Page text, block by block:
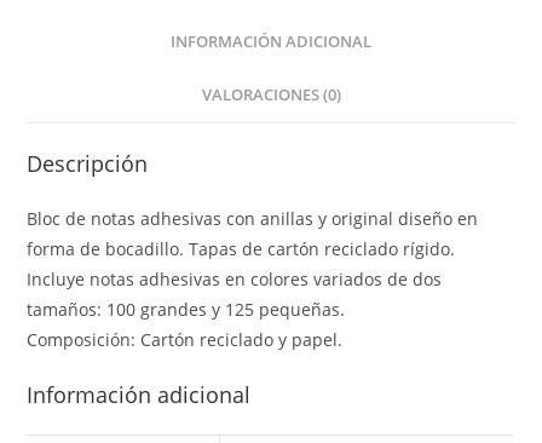
INFORMACIÓN ADICIONAL
VALORACIONES (0)
Descripción
Bloc de notas adhesivas con anillas y original diseño en
forma de bocadillo. Tapas de cartón reciclado rígido.
Incluye notas adhesivas en colores variados de dos
tamaños: 100 grandes y 125 pequeñas.
Composición: Cartón reciclado y papel.
Información adicional